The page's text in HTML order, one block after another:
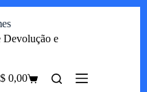
Devolução e
0,00